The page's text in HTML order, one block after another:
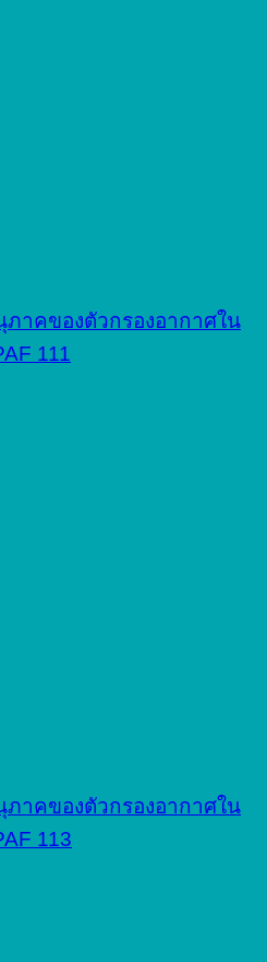
าคของตัวกรองอากาศใน
111
าคของตัวกรองอากาศใน
113